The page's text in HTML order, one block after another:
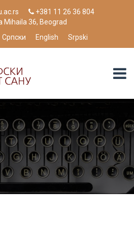
+381 11 26 36 804
Mihaila 36, Beograd
Српски English Srpski